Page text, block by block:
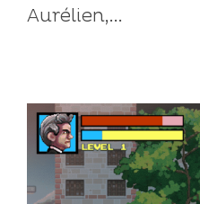
Aurélien,...